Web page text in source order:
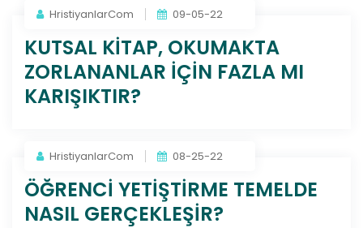
HristiyanlarCom 09-05-22
KUTSAL KİTAP, OKUMAKTA
ZORLANANLAR İÇİN FAZLA MI
KARIŞIKTIR?
HristiyanlarCom 08-25-22
ÖĞRENCİ YETİŞTİRME TEMELDE
NASIL GERÇEKLEŞİR?